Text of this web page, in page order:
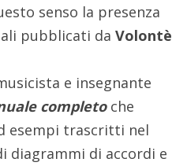
senso la presenza
pubblicati daVolontè
e insegnante
completo che
esempi trascritti nel
diagrammi di accordi e